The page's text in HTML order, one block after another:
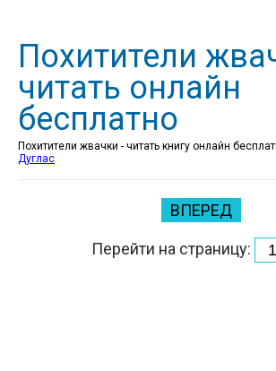
Похитители
читать онлайн
бесплатно
Похитители жвачки - читать книгу онлайн
Дуглас
ВПЕРЕД
Перейти на страницу: